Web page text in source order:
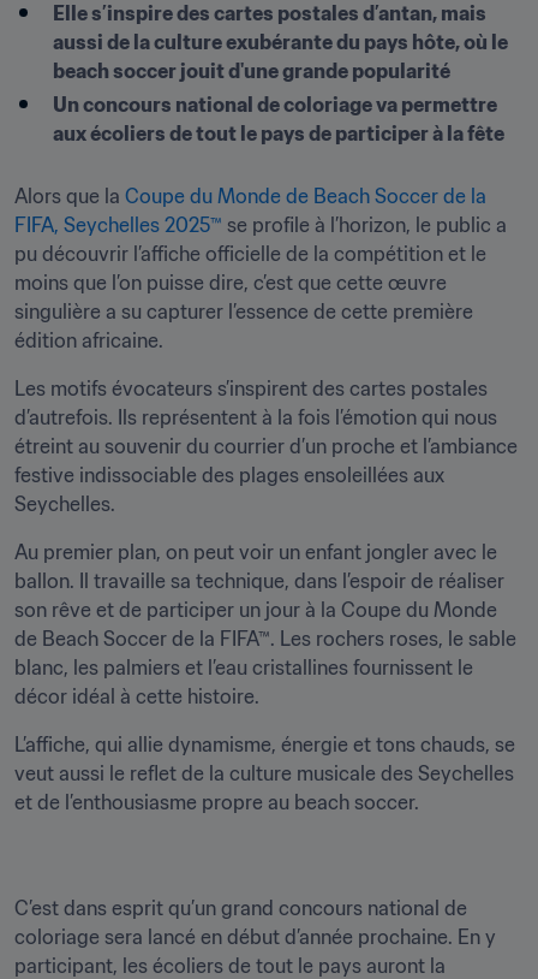
Elle s’inspire des cartes postales d’antan, mais
aussi de la culture exubérante du pays hôte, où le
beach soccer jouit d'une grande popularité
Un concours national de coloriage va permettre
aux écoliers de tout le pays de participer à la fête
Alors que la Coupe du Monde de Beach Soccer de la
FIFA, Seychelles 2025™ se profile à l’horizon, le public a
pu découvrir l’affiche officielle de la compétition et le
moins que l’on puisse dire, c’est que cette œuvre
singulière a su capturer l’essence de cette première
édition africaine.
Les motifs évocateurs s’inspirent des cartes postales
d’autrefois. Ils représentent à la fois l’émotion qui nous
étreint au souvenir du courrier d’un proche et l’ambiance
festive indissociable des plages ensoleillées aux
Seychelles.
Au premier plan, on peut voir un enfant jongler avec le
ballon. Il travaille sa technique, dans l’espoir de réaliser
son rêve et de participer un jour à la Coupe du Monde
de Beach Soccer de la FIFA™. Les rochers roses, le sable
blanc, les palmiers et l’eau cristallines fournissent le
décor idéal à cette histoire.
L’affiche, qui allie dynamisme, énergie et tons chauds, se
veut aussi le reflet de la culture musicale des Seychelles
et de l’enthousiasme propre au beach soccer.
C’est dans esprit qu’un grand concours national de
coloriage sera lancé en début d’année prochaine. En y
participant, les écoliers de tout le pays auront la